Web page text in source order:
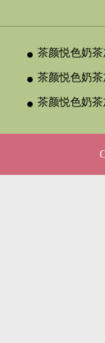
茶颜悦色奶
茶颜悦色奶
与合作类型
茶颜悦色奶